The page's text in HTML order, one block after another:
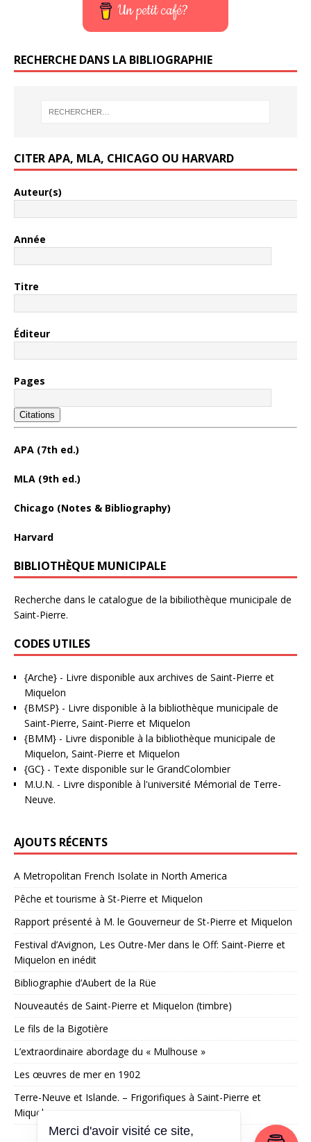
Un petit café?
RECHERCHE DANS LA BIBLIOGRAPHIE
CITER APA, MLA, CHICAGO OU HARVARD
Auteur(s)
Année
Titre
Éditeur
Pages
Citations
APA (7th ed.)
MLA (9th ed.)
Chicago (Notes & Bibliography)
Harvard
BIBLIOTHÈQUE MUNICIPALE
Recherche dans le catalogue de la bibiliothèque municipale de
Saint-Pierre.
CODES UTILES
{Arche} - Livre disponible aux archives de Saint-Pierre et
Miquelon
{BMSP} - Livre disponible à la bibliothèque municipale de
Saint-Pierre, Saint-Pierre et Miquelon
{BMM} - Livre disponible à la bibliothèque municipale de
Miquelon, Saint-Pierre et Miquelon
{GC} - Texte disponible sur le GrandColombier
M.U.N. - Livre disponible à l'université Mémorial de Terre-
Neuve.
AJOUTS RÉCENTS
A Metropolitan French Isolate in North America
Pêche et tourisme à St-Pierre et Miquelon
Rapport présenté à M. le Gouverneur de St-Pierre et Miquelon
Festival d’Avignon, Les Outre-Mer dans le Off: Saint-Pierre et
Miquelon en inédit
Bibliographie d’Aubert de la Rüe
Nouveautés de Saint-Pierre et Miquelon (timbre)
Le fils de la Bigotière
L’extraordinaire abordage du « Mulhouse »
Les œuvres de mer en 1902
Terre-Neuve et Islande. – Frigorifiques à Saint-Pierre et
Miquelon
Merci d'avoir visité ce site,